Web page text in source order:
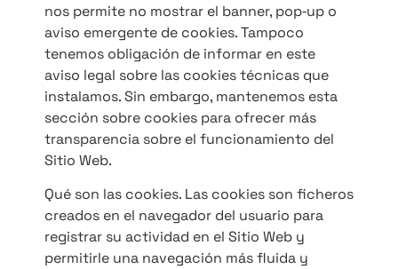
nos permite no mostrar el banner, pop‐up o
aviso emergente de cookies. Tampoco
tenemos obligación de informar en este
aviso legal sobre las cookies técnicas que
instalamos. Sin embargo, mantenemos esta
sección sobre cookies para ofrecer más
transparencia sobre el funcionamiento del
Sitio Web.
Qué son las cookies. Las cookies son ficheros
creados en el navegador del usuario para
registrar su actividad en el Sitio Web y
permitirle una navegación más fluida y